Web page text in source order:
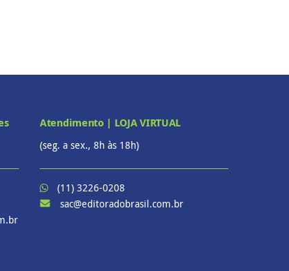
Atendimento | LOJA VIRTUAL
(seg. a sex., 8h às 18h)
(11) 3226-0208
sac@editoradobrasil.com.br